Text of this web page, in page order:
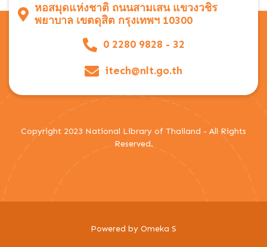
หอสมุดแห่งชาติ ถนนสามเสน แขวงวชิร
พยาบาล เขตดุสิต กรุงเทพฯ 10300
0 2280 9828 - 32
itech@nlt.go.th
Copyright 2023 National Library of Thailand - All Rights
Reserved.
Powered by Omeka S